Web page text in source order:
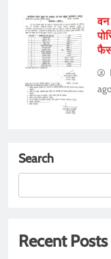
वन
Search
Recent Posts